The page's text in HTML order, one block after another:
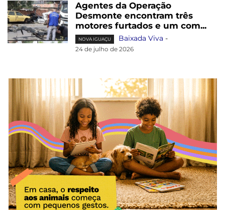
Agentes da Operação
Desmonte encontram três
motores furtados e um com...
NOVA IGUAÇU Baixada Viva -
24 de julho de 2026